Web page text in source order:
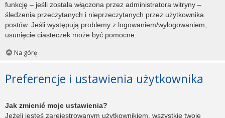
funkcję – jeśli została włączona przez administratora witryny –
śledzenia przeczytanych i nieprzeczytanych przez użytkownika
postów. Jeśli występują problemy z logowaniem/wylogowaniem,
usunięcie ciasteczek może być pomocne.
Na górę
Preferencje i ustawienia użytkownika
Jak zmienić moje ustawienia?
Jeżeli jesteś zarejestrowanym użytkownikiem, wszystkie twoje